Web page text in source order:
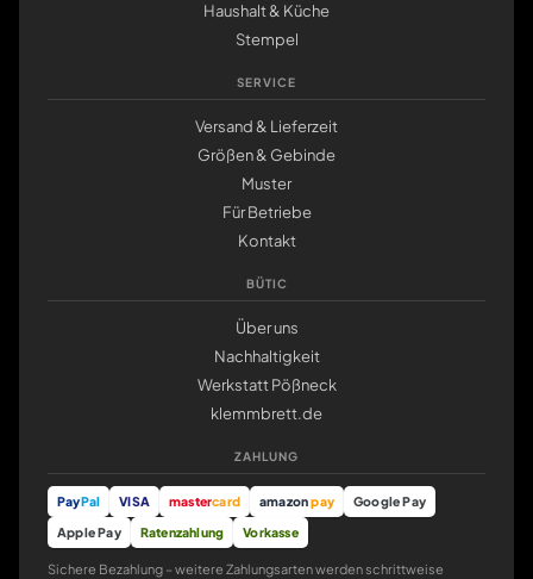
Haushalt & Küche
Stempel
SERVICE
Versand & Lieferzeit
Größen & Gebinde
Muster
Für Betriebe
Kontakt
BÜTIC
Über uns
Nachhaltigkeit
Werkstatt Pößneck
klemmbrett.de
ZAHLUNG
PayPal VISA mastercard amazonpay
Google Pay
Apple Pay
Ratenzahlung Vorkasse
Sichere Bezahlung – weitere Zahlungsarten werden schrittweise